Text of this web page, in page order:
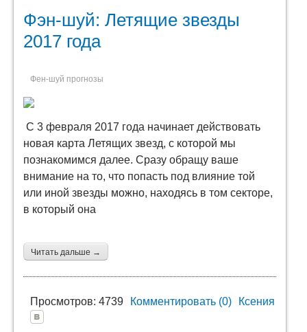
Фэн-шуй: Летящие звезды
2017 года
Фен-шуй прогнозы
С 3 февраля 2017 года начинает действовать
новая карта Летящих звезд, с которой мы
познакомимся далее. Сразу обращу ваше
внимание на то, что попасть под влияние той
или иной звезды можно, находясь в том секторе,
в который она
Читать дальше →
Просмотров: 4739 Комментировать (0) Ксения